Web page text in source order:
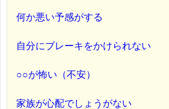
何か悪い予感がする
自分にブレーキをかけられない
○○が怖い（不安）
家族が心配でしょうがない